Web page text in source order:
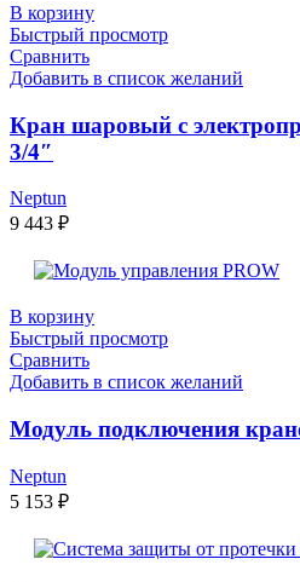
В корзину
Быстрый просмотр
Сравнить
Добавить в список желаний
Кран шаровый с
3/4″
Neptun
9 443 ₽
В корзину
Быстрый просмотр
Сравнить
Добавить в список желаний
Модуль подключения
Neptun
5 153 ₽